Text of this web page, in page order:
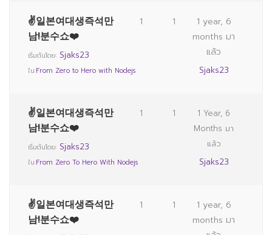
✌일본여대생즉석만
남!분수쇼❤️
เริ่มต้นโดย: Sjaks23
ใน:From Zero to Hero with Nodejs
1 1
1 year, 6
months มา
แล้ว
Sjaks23
✌일본여대생즉석만
남!분수쇼❤️
เริ่มต้นโดย: Sjaks23
ใน:From Zero To Hero With Nodejs
1 1
1 Year, 6
Months มา
แล้ว
Sjaks23
✌일본여대생즉석만
남!분수쇼❤️
1 1
1 year, 6
months มา